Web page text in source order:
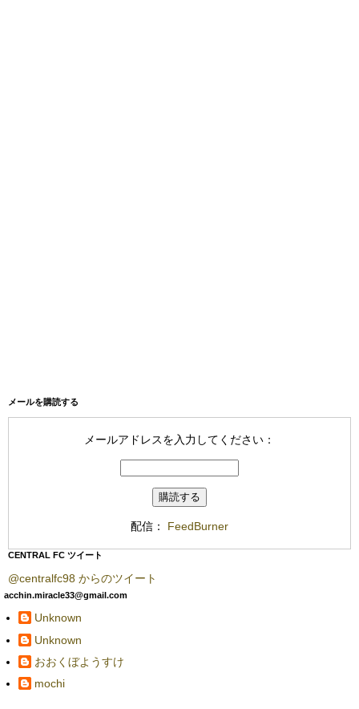
メールを購読する
メールアドレスを入力してください：
配信： FeedBurner
CENTRAL FC ツイート
@centralfc98 からのツイート
acchin.miracle33@gmail.com
Unknown
Unknown
おおくぼようすけ
mochi